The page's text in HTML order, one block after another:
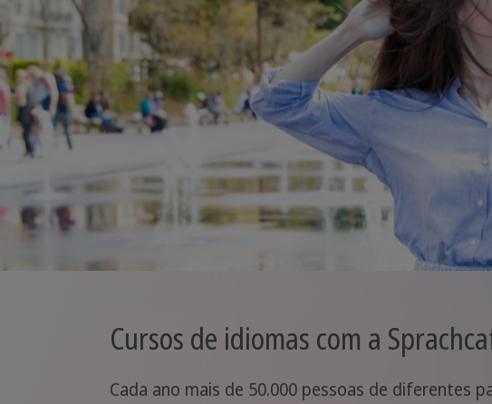
Cursos de idiomas com a
Cada ano mais de 50.000 pessoas de diferentes